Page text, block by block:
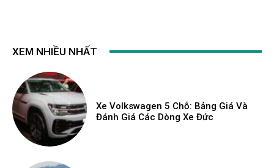
XEM NHIỀU NHẤT
Xe Volkswagen 5 Chỗ: Bảng Giá Và
Đánh Giá Các Dòng Xe Đức